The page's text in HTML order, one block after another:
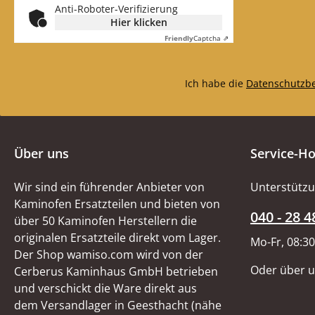
Anti-Roboter-Verifizierung
Hier klicken
FriendlyCaptcha ⇗
Ich habe die
Über uns
Wir sind ein führender Anbieter von
Kaminofen Ersatzteilen und bieten von
über 50 Kaminofen Herstellern die
originalen Ersatzteile direkt vom Lager.
Der Shop wamiso.com wird von der
Cerberus Kaminhaus GmbH betrieben
und verschickt die Ware direkt aus
dem Versandlager in Geesthacht (nähe
Service-
040 - 28
Mo-Fr,
Oder über